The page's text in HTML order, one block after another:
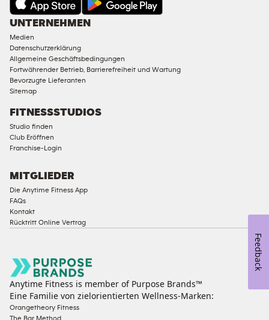
UNTERNEHMEN
Medien
Datenschutzerklärung
Allgemeine Geschäftsbedingungen
Fortwährender Betrieb, Barrierefreiheit und Wartung
Bevorzugte Lieferanten
Sitemap
FITNESSSTUDIOS
Studio finden
Club Eröffnen
Franchise-Login
MITGLIEDER
Die Anytime Fitness App
FAQs
Kontakt
Rücktritt Online Vertrag
Anytime Fitness is member of Purpose Brands™
Eine Familie von zielorientierten Wellness-Marken:
Orangetheory Fitness
The Bar Method
Feedback